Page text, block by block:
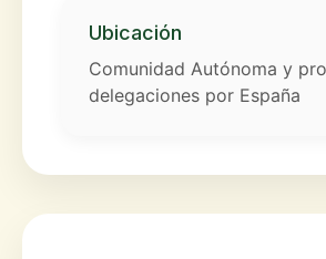
Ubicación
Comunidad Autónoma y
delegaciones por España